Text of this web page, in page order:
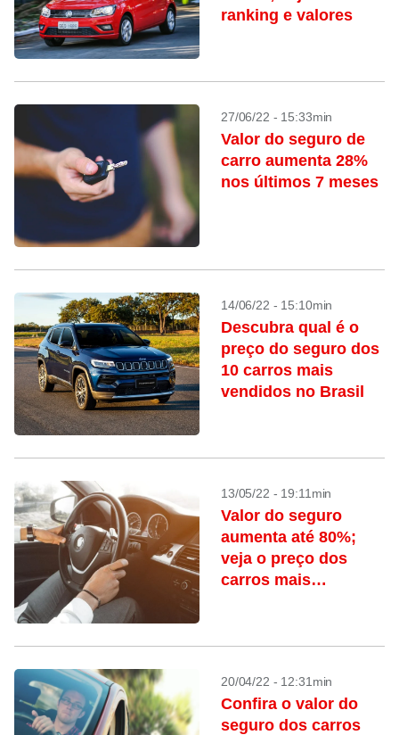
ranking e valores
27/06/22 - 15:33min
Valor do seguro de
carro aumenta 28%
nos últimos 7 meses
14/06/22 - 15:10min
Descubra qual é o
preço do seguro dos
10 carros mais
vendidos no Brasil
13/05/22 - 19:11min
Valor do seguro
aumenta até 80%;
veja o preço dos
carros mais
20/04/22 - 12:31min
Confira o valor do
seguro dos carros